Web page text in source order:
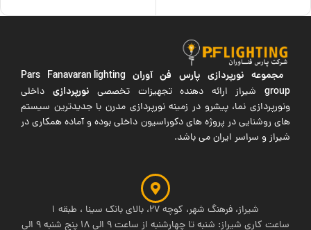
مجموعه نورپردازی پارس فن آوران Pars Fanavaran lighting
groupشیراز ارائه دهنده تجهیزات تخصصی نورپردازی داخلی
ونورپردازی نما، پیشرو در زمینه نورپردازی مدرن با جدیدترین سیستم
های روشنایی در پروژه های دکوراسیون داخلی بوده و آماده همکاری در
شیراز و سراسر ایران می باشد.
شیراز، فرهنگ شهر، کوچه 27، بالای بانک سینا ، طبقه 1
ساعت کاری شیراز: شنبه تا چهارشنبه از ساعت 9 الی 18 پنج شنبه 9 الی